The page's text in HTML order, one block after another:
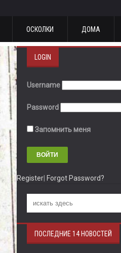
ОСКОЛКИ ДОМА
LOGIN
Username
Password
Запомнить меня
Register Forgot Password?
ПОСЛЕДНИЕ 14 НОВОСТЕЙ